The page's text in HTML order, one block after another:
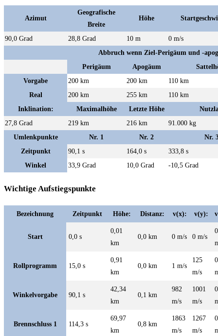
Azimut
Geografische
Breite
Höhe
90,0 Grad
28,8 Grad 10 m 0 m/s
Abbruch wenn Ziel-Perigäum und -
Perigäum
Apogäum
Vorgabe
200 km 200 km
110 km
Real
200 km 255 km
110 km
Inklination:
Maximalhöhe Letzte Höhe
27,8 Grad
219 km 216 km 91.000 kg
Umlenkpunkte
Nr. 1 Nr. 2 Nr.
Zeitpunkt
90,1 s 164,0 s 333,8 s
Winkel
33,9 Grad 10,0 Grad -10,5 Grad
Wichtige Aufstiegspunkte
Bezeichnung Zeitpunkt Höhe: Distanz: v(x): v(y):
Start 0,0 s
0,01
km
0,0 km 0 m/s 0 m/s
0
Rollprogramm 15,0 s
0,91
km
0,0 km 1 m/s
125
m/s
0
Winkelvorgabe 90,1 s
42,34
km
0,1 km
982
m/s
1001
m/s
0
Brennschluss 1 114,3 s
69,97
km
0,8 km
1863
m/s
1267
m/s
0